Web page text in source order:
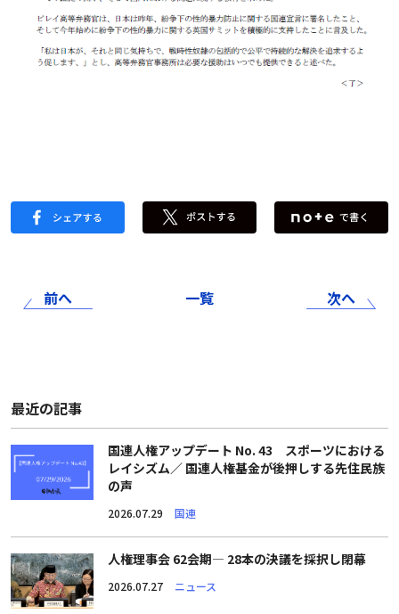
前へ 一覧 次へ
最近の記事
国連人権アップデート No. 43 スポーツにおける
レイシズム／ 国連人権基金が後押しする先住民族
の声
2026.07.29 国連
人権理事会 62会期― 28本の決議を採択し閉幕
2026.07.27 ニュース